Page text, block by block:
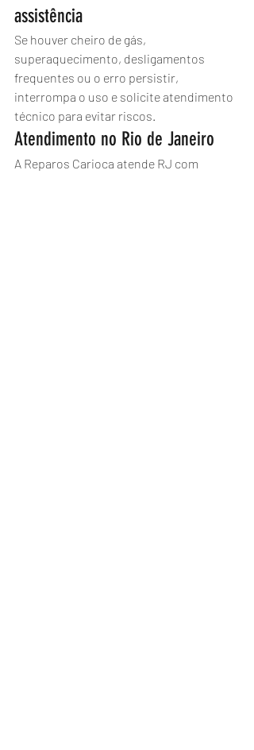
assistência
Se houver cheiro de gás,
superaquecimento, desligamentos
frequentes ou o erro persistir,
interrompa o uso e solicite atendimento
técnico para evitar riscos.
Atendimento no Rio de Janeiro
A Reparos Carioca atende RJ com